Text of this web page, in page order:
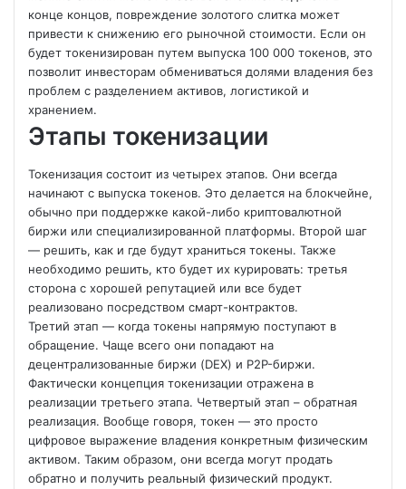
конце концов, повреждение золотого слитка может
привести к снижению его рыночной стоимости. Если он
будет токенизирован путем выпуска 100 000 токенов, это
позволит инвесторам обмениваться долями владения без
проблем с разделением активов, логистикой и
хранением.
Этапы токенизации
Токенизация состоит из четырех этапов. Они всегда
начинают с выпуска токенов. Это делается на блокчейне,
обычно при поддержке какой-либо криптовалютной
биржи или специализированной платформы. Второй шаг
— решить, как и где будут храниться токены. Также
необходимо решить, кто будет их курировать: третья
сторона с хорошей репутацией или все будет
реализовано посредством смарт-контрактов.
Третий этап — когда токены напрямую поступают в
обращение. Чаще всего они попадают на
децентрализованные биржи (DEX) и P2P-биржи.
Фактически концепция токенизации отражена в
реализации третьего этапа. Четвертый этап – обратная
реализация. Вообще говоря, токен — это просто
цифровое выражение владения конкретным физическим
активом. Таким образом, они всегда могут продать
обратно и получить реальный физический продукт.